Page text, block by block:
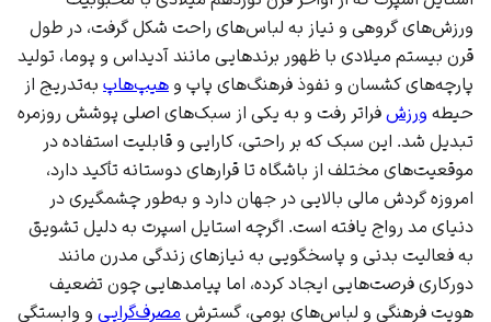
ورزش‌های گروهی و نیاز به لباس‌های راحت شکل گرفت، در طول
قرن بیستم میلادی با ظهور برندهایی مانند آدیداس و پوما، تولید
پارچه‌های کشسان و نفوذ فرهنگ‌های پاپ و هیپ‌هاپ به‌تدریج از
حیطه ورزش فراتر رفت و به یکی از سبک‌های اصلی پوشش روزمره
تبدیل شد. این سبک که بر راحتی، کارایی و قابلیت استفاده در
موقعیت‌های مختلف از باشگاه تا قرارهای دوستانه تأکید دارد،
امروزه گردش مالی بالایی در جهان دارد و به‌طور چشمگیری در
دنیای مد رواج یافته است. اگرچه استایل اسپرت به دلیل تشویق
به فعالیت بدنی و پاسخگویی به نیازهای زندگی مدرن مانند
دورکاری فرصت‌هایی ایجاد کرده، اما پیامدهایی چون تضعیف
هویت فرهنگی و لباس‌های بومی، گسترش مصرف‌گرایی و وابستگی